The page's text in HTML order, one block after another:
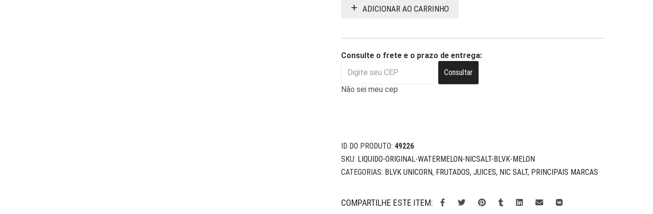
ADICIONAR AO CARRINHO
Consulte o frete e o prazo de entrega:
Consultar
Não sei meu cep
ID DO PRODUTO: 49226
SKU: LIQUIDO-ORIGINAL-WATERMELON-NICSALT-BLVK-MELON
CATEGORIAS: BLVK UNICORN, FRUTADOS, JUICES, NIC SALT, PRINCIPAIS MARCAS
COMPARTILHE ESTE ITEM: